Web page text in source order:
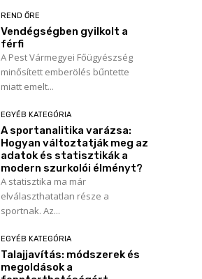
REND ŐRE
Vendégségben gyilkolt a
férfi
A Pest Vármegyei Főügyészség
minősített emberölés bűntette
miatt emelt...
EGYÉB KATEGÓRIA
A sportanalitika varázsa:
Hogyan változtatják meg az
adatok és statisztikák a
modern szurkolói élményt?
A statisztika ma már
elválaszthatatlan része a
sportnak. Az...
EGYÉB KATEGÓRIA
Talajjavítás: módszerek és
megoldások a